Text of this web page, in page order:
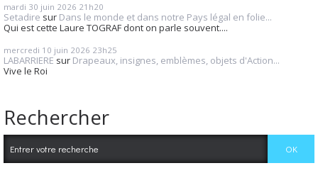
mardi 30 juin 2026 21h20
Setadire sur Dans le monde et dans notre Pays légal en folie...
Qui est cette Laure TOGRAF dont on parle souvent....
mercredi 10 juin 2026 23h25
LABARRIERE sur Drapeaux, insignes, emblèmes, objets d'Action...
Vive le Roi
Rechercher